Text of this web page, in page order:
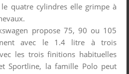
le quatre cylindres elle grimpe à
propose 75, 90 ou 105
avec le 1.4 litre à trois
les trois finitions habituelles
Sportline, la famille Polo peut